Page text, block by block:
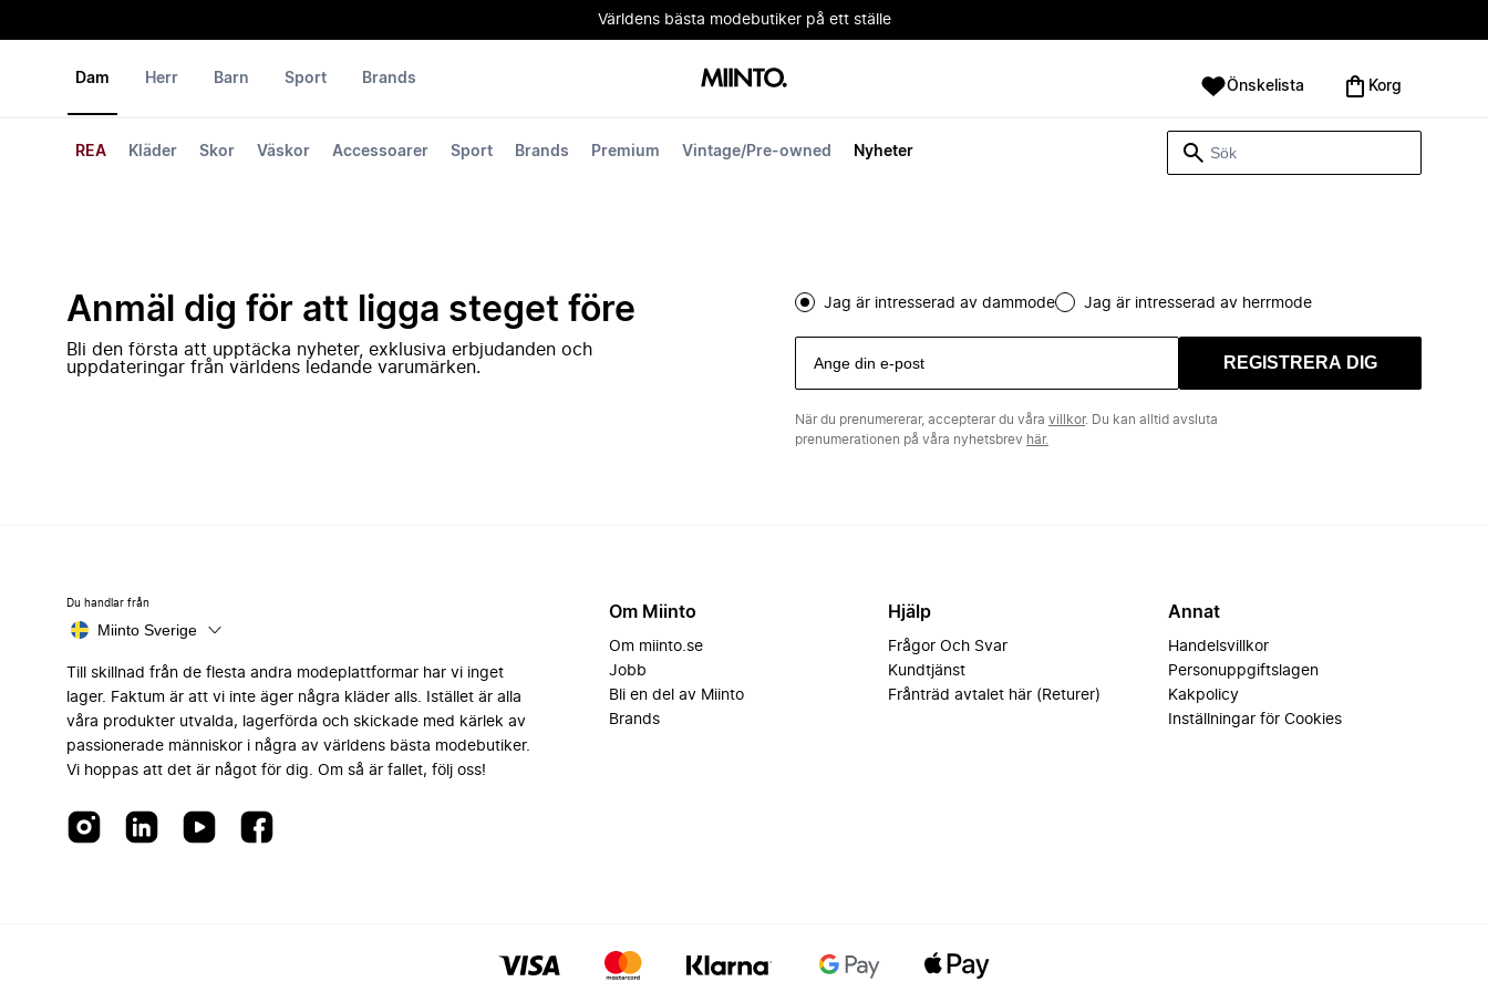
Världens bästa modebutiker på ett ställe
Dam
REA Kläder Skor Väskor Accessoarer Sport Brands Premium Vintage/Pre-owned Nyheter
Herr Barn Sport Brands Önskelista Korg
Anmäl dig för att ligga steget före
Bli den första att upptäcka nyheter, exklusiva erbjudanden och
uppdateringar från världens ledande varumärken.
Jag är intresserad av dammode Jag är intresserad av herrmode
REGISTRERA DIG
När du prenumererar, accepterar du våra villkor. Du kan alltid avsluta
prenumerationen på våra nyhetsbrev här.
Du handlar från
Miinto Sverige
Till skillnad från de flesta andra modeplattformar har vi inget
lager. Faktum är att vi inte äger några kläder alls. Istället är alla
våra produkter utvalda, lagerförda och skickade med kärlek av
passionerade människor i några av världens bästa modebutiker.
Vi hoppas att det är något för dig. Om så är fallet, följ oss!
Om Miinto
Om miinto.se
Jobb
Bli en del av Miinto
Brands
Hjälp
Frågor Och Svar
Kundtjänst
Frånträd avtalet här (Returer)
Annat
Handelsvillkor
Personuppgiftslagen
Kakpolicy
Inställningar för Cookies